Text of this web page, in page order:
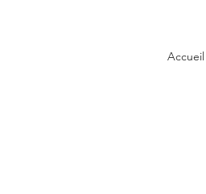
Accueil